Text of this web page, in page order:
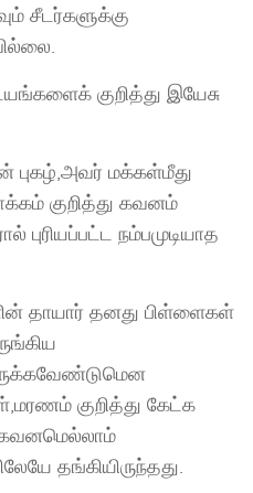
சீடர்களுக்கு
குறித்து இயேசு
புகழ்,அவர் மக்கள்மீது
குறித்து கவனம்
நம்பமுடியாத
தாயார் தனது பிள்ளைகள்
குறித்து கேட்க
கவனமெல்லாம்
தங்கியிருந்தது.